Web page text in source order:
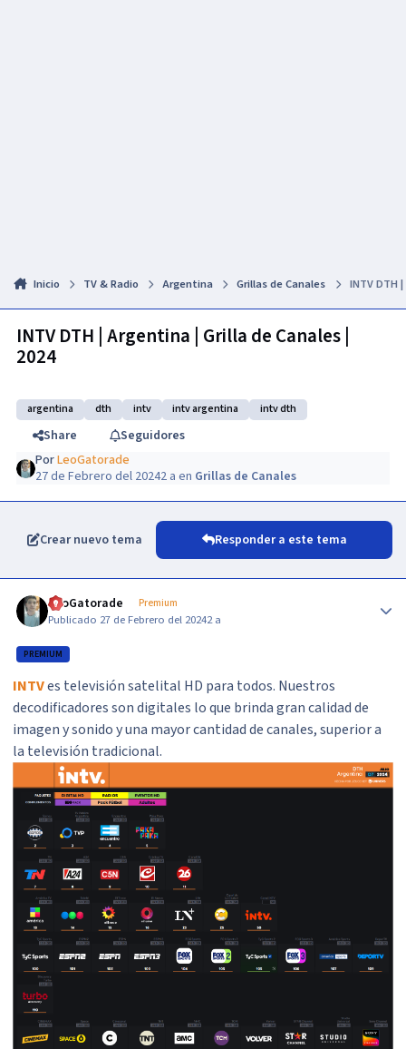
Inicio TV & Radio Argentina Grillas de Canales INTV DTH
INTV DTH | Argentina | Grilla de Canales |
2024
argentina dth intv intv argentina intv dth
Share
Seguidores
PorLeoGatorade
27 de Febrero del 20242 a en Grillas de Canales
Crear nuevo tema Responder a este tema
LeoGatorade Premium
Publicado 27 de Febrero del 20242 a
PREMIUM
INTVes televisión satelital HD para todos. Nuestros
decodificadores son digitales lo que brinda gran calidad de
imagen y sonido y una mayor cantidad de canales, superior a
la televisión tradicional.